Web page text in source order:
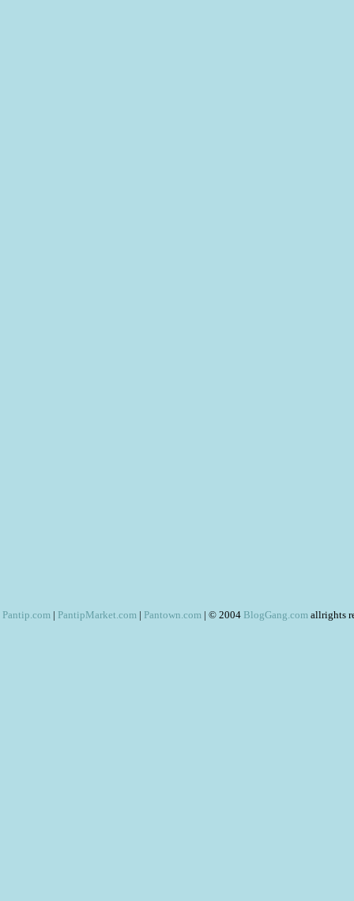
Pantip.com | PantipMarket.com | Pantown.com | © 2004 BlogGang.com allrights